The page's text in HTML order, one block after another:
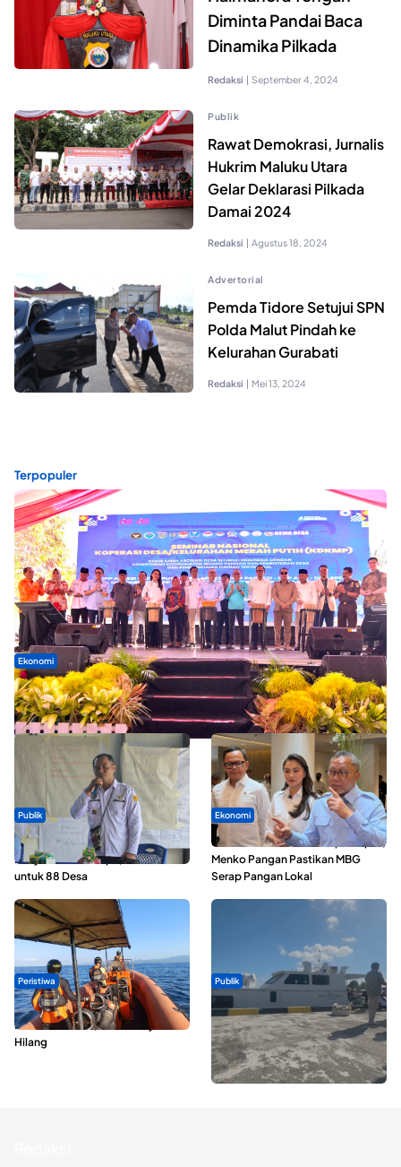
Diminta Pandai Baca
Dinamika Pilkada
Redaksi | September 4, 2024
Publik
Rawat Demokrasi, Jurnalis
Hukrim Maluku Utara
Gelar Deklarasi Pilkada
Damai 2024
Redaksi | Agustus 18, 2024
Advertorial
Pemda Tidore Setujui SPN
Polda Malut Pindah ke
Kelurahan Gurabati
Redaksi | Mei 13, 2024
Terpopuler
Ekonomi
Seminar di Ternate, Mendes Perkuat Sinergi Percepatan
Kopdes Merah Putih
Publik
ABDESI Morotai Apresiasi
Penyaluran ADD Rp3,13 Miliar
untuk 88 Desa
Ekonomi
SPPG di Maluku Utara Dipercepat,
Menko Pangan Pastikan MBG
Serap Pangan Lokal
Peristiwa
Dua Longboat Bertabrakan di
Perairan Taliabu, Satu Nelayan
Hilang
Publik
Pelayaran Perdana KM Dodola
Express Terkendala, Baling-baling
Kapal Rusak